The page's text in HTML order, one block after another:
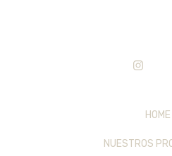
HOME
NUESTROS